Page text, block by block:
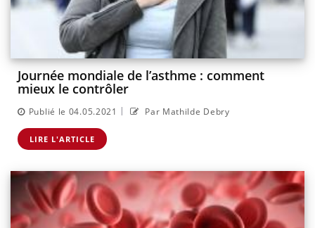
Journée mondiale de l’asthme : comment
mieux le contrôler
Publié le 04.05.2021 | Par Mathilde Debry
LIRE L'ARTICLE